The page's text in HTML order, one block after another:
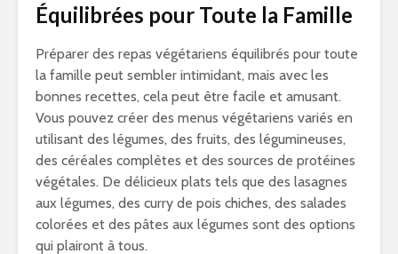
Équilibrées pour Toute la Famille
Préparer des repas végétariens équilibrés pour toute
la famille peut sembler intimidant, mais avec les
bonnes recettes, cela peut être facile et amusant.
Vous pouvez créer des menus végétariens variés en
utilisant des légumes, des fruits, des légumineuses,
des céréales complètes et des sources de protéines
végétales. De délicieux plats tels que des lasagnes
aux légumes, des curry de pois chiches, des salades
colorées et des pâtes aux légumes sont des options
qui plairont à tous.